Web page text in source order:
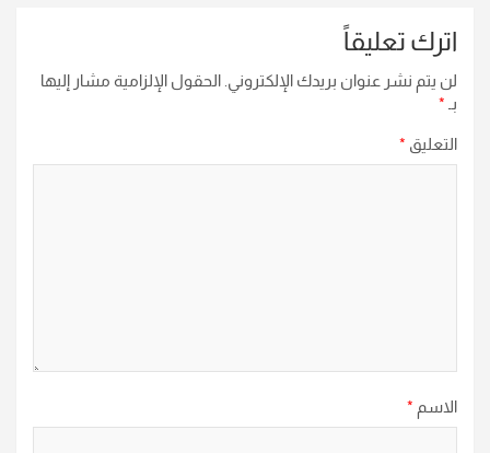
اترك تعليقاً
لن يتم نشر عنوان بريدك الإلكتروني. الحقول الإلزامية مشار إليها
بـ *
التعليق *
الاسم *